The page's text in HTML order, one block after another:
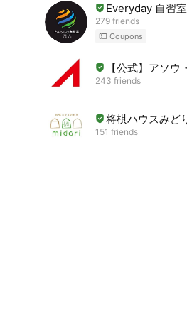
Everyday 自習室
279 friends
Coupons
【公式】アソ
243 friends
将棋ハウスみど
151 friends